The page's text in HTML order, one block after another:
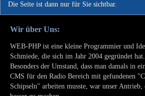
Die Seite ist dann nur für Sie sichtbar.
Wir über Uns:
WEB-PHP ist eine kleine Programmier und
Schmiede, die sich im Jahr 2004 gegründet hat.
Besonders der Umstand, dass man damals in
CMS für den Radio Bereich mit gefundenen
Schipseln" arbeiten musste, war unser Antrieb,